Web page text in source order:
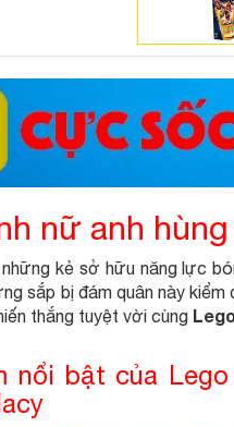
nữ anh
kẻ sở hữu năng lực
sắp bị đám quân này kiểm
thắng tuyệt vời cùng
nổi bật của Lego